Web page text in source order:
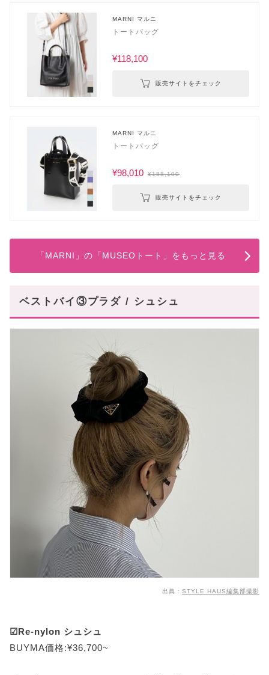
MARNI マルニ
トートバッグ
¥118,100
販売サイトをチェック
MARNI マルニ
トートバッグ
¥98,010 ¥188,100
販売サイトをチェック
「MARNI」の「MUSEOトート」をもっと見る
ベストバイ③プラダ / シュシュ
出典： STYLE HAUS編集部撮影
☑Re-nylon シュシュ
BUYMA価格:¥36,700~